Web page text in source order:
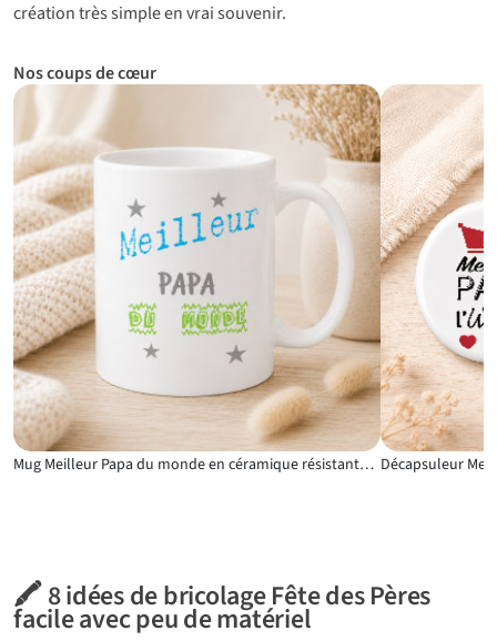
création très simple en vrai souvenir.
Nos coups de cœur
Mug Meilleur Papa du monde en céramique résistante de 325 ml
🖍️ 8 idées de bricolage Fête des Pères
facile avec peu de matériel